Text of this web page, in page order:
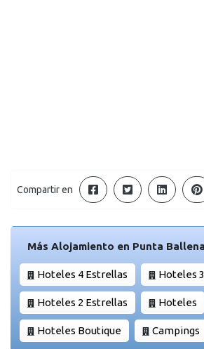
Compartir en
Más Alojamiento en Punta
Hoteles 4 Estrellas Hoteles
Hoteles 2 Estrellas Hoteles
Hoteles Boutique Campings